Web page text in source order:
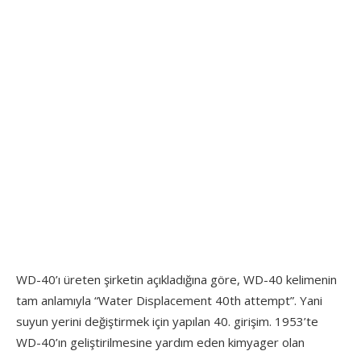
WD-40’ı üreten şirketin açıkladığına göre, WD-40 kelimenin
tam anlamıyla “Water Displacement 40th attempt”. Yani
suyun yerini değiştirmek için yapılan 40. girişim. 1953’te
WD-40’ın geliştirilmesine yardım eden kimyager olan